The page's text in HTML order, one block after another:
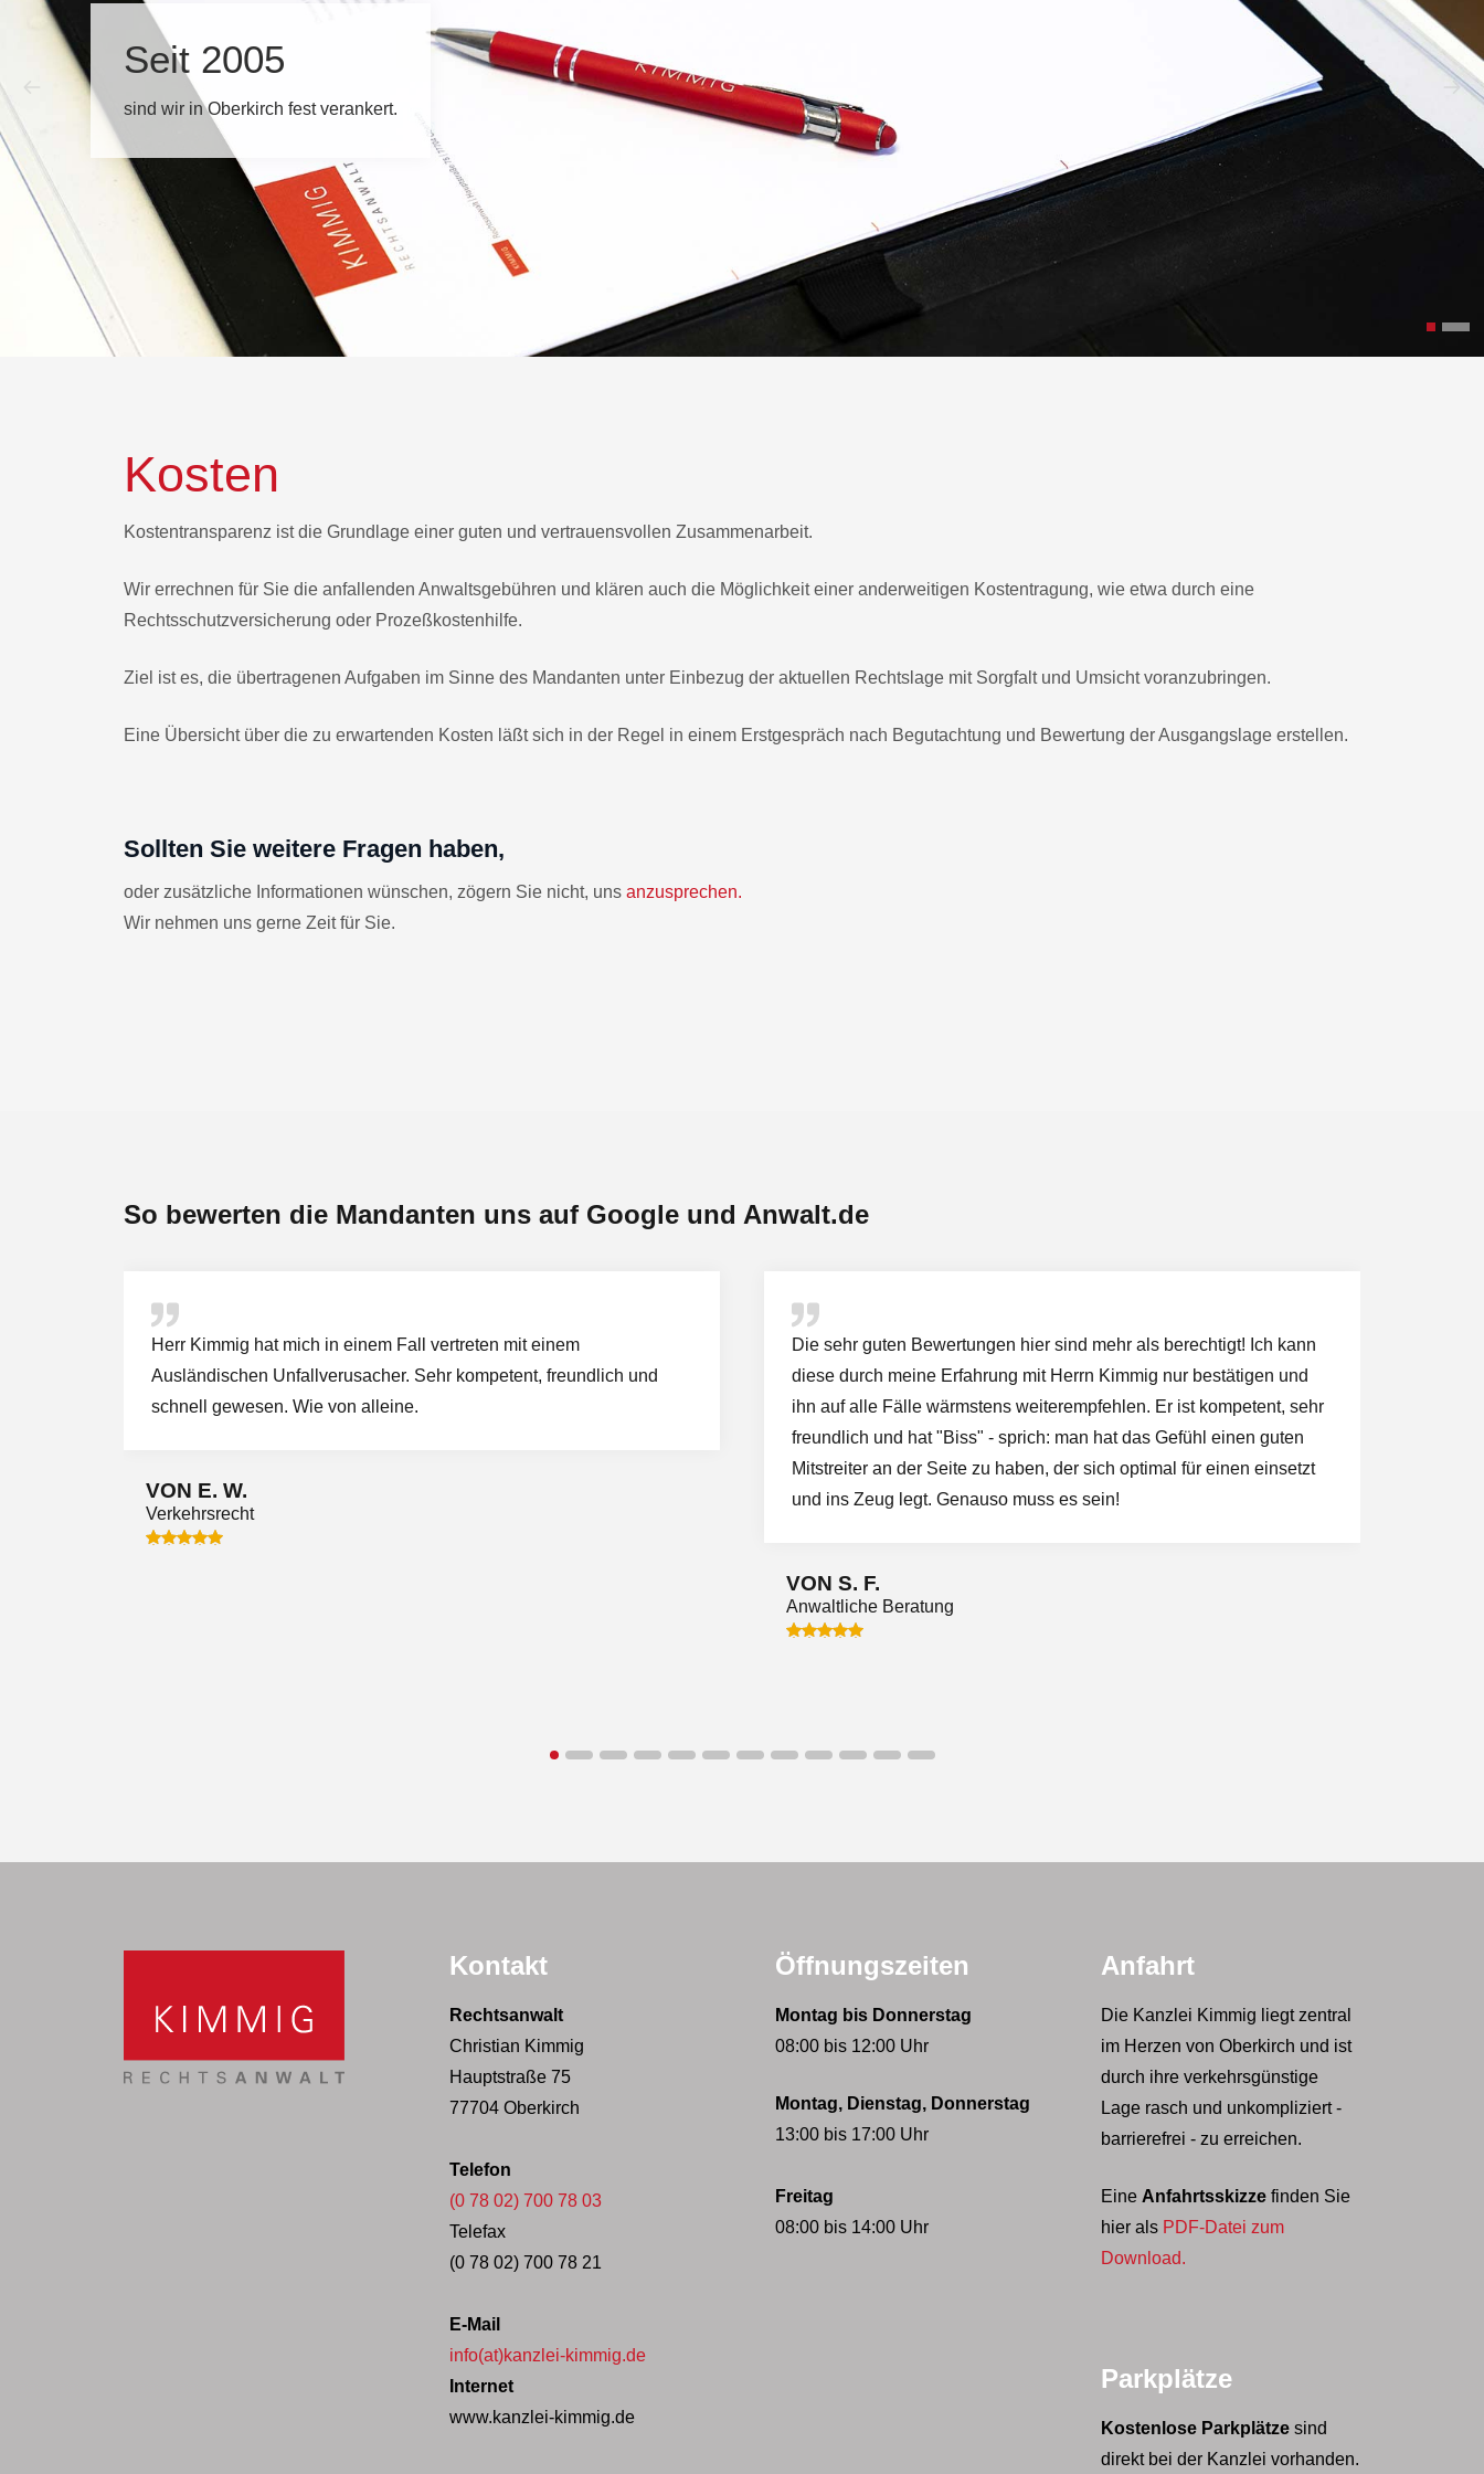
Seit 2005
sind wir in Oberkirch fest verankert.
Kosten
Kostentransparenz ist die Grundlage einer guten und vertrauensvollen Zusammenarbeit.
Wir errechnen für Sie die anfallenden Anwaltsgebühren und klären auch die Möglichkeit einer anderweitigen Kostentragung, wie etwa durch eine
Rechtsschutzversicherung oder Prozeßkostenhilfe.
Ziel ist es, die übertragenen Aufgaben im Sinne des Mandanten unter Einbezug der aktuellen Rechtslage mit Sorgfalt und Umsicht voranzubringen.
Eine Übersicht über die zu erwartenden Kosten läßt sich in der Regel in einem Erstgespräch nach Begutachtung und Bewertung der Ausgangslage erstellen.
Sollten Sie weitere Fragen haben,
oder zusätzliche Informationen wünschen, zögern Sie nicht, uns anzusprechen.
Wir nehmen uns gerne Zeit für Sie.
So bewerten die Mandanten uns auf Google und Anwalt.de
Herr Kimmig hat mich in einem Fall vertreten mit einem
Ausländischen Unfallverusacher. Sehr kompetent, freundlich und
schnell gewesen. Wie von alleine.
VON E. W.
Verkehrsrecht
Die sehr guten Bewertungen hier sind mehr als berechtigt! Ich kann
diese durch meine Erfahrung mit Herrn Kimmig nur bestätigen und
ihn auf alle Fälle wärmstens weiterempfehlen. Er ist kompetent, sehr
freundlich und hat "Biss" - sprich: man hat das Gefühl einen guten
Mitstreiter an der Seite zu haben, der sich optimal für einen einsetzt
und ins Zeug legt. Genauso muss es sein!
VON S. F.
Anwaltliche Beratung
Kontakt
Rechtsanwalt
Christian Kimmig
Hauptstraße 75
77704 Oberkirch
Telefon
(0 78 02) 700 78 03
Telefax
(0 78 02) 700 78 21
E-Mail
info(at)kanzlei-kimmig.de
Internet
www.kanzlei-kimmig.de
Öffnungszeiten
Montag bis Donnerstag
08:00 bis 12:00 Uhr
Montag, Dienstag, Donnerstag
13:00 bis 17:00 Uhr
Freitag
08:00 bis 14:00 Uhr
Anfahrt
Die Kanzlei Kimmig liegt zentral
im Herzen von Oberkirch und ist
durch ihre verkehrsgünstige
Lage rasch und unkompliziert -
barrierefrei - zu erreichen.
Eine Anfahrtsskizze finden Sie
hier als PDF-Datei zum
Download.
Parkplätze
Kostenlose Parkplätze sind
direkt bei der Kanzlei vorhanden.